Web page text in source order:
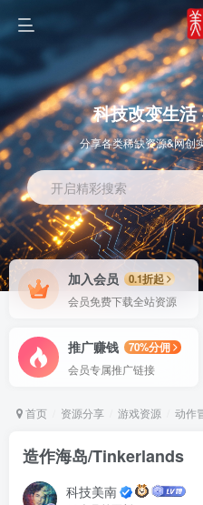
OS教程
科技改变生活
分享各类稀缺资源&网创
开启精彩搜索
加入会员
0.1折起
会员免费下载全站资源
推广赚钱
70%分佣
会员专属推广链接
首页 资源分享 游戏资源 动作
造作海岛/Tinkerlands
科技美南